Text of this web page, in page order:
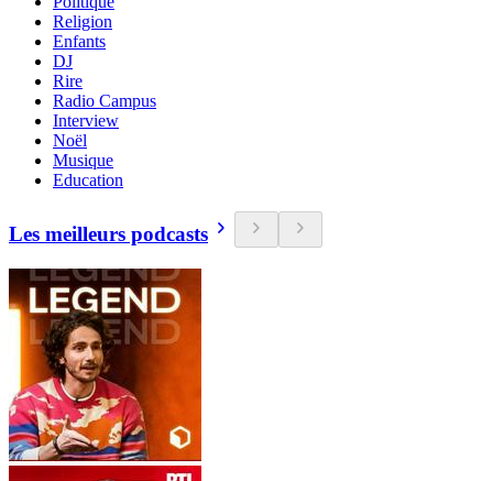
Religion
Enfants
DJ
Rire
Radio Campus
Interview
Noël
Musique
Education
Les meilleurs podcasts